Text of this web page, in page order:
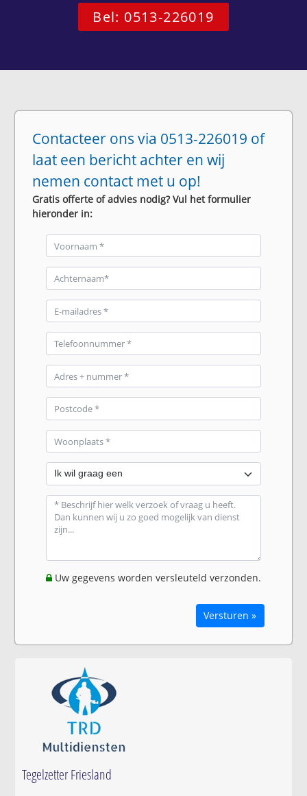
Bel: 0513-226019
Contacteer ons via 0513-226019 of
laat een bericht achter en wij
nemen contact met u op!
Gratis offerte of advies nodig? Vul het formulier
hieronder in:
Uw gegevens worden versleuteld verzonden.
Versturen »
Tegelzetter Friesland